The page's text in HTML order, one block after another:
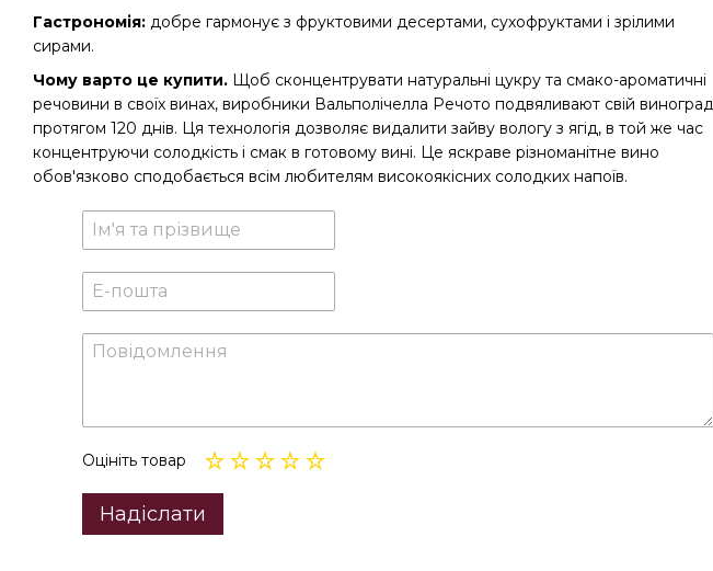
Гастрономія: добре гармонує з фруктовими десертами, сухофруктами і зрілими
сирами.
Чому варто це купити. Щоб сконцентрувати натуральні цукру та смако-ароматичні
речовини в своїх винах, виробники Вальполічелла Речото подвяливают свій виноград
протягом 120 днів. Ця технологія дозволяє видалити зайву вологу з ягід, в той же час
концентруючи солодкість і смак в готовому вині. Це яскраве різноманітне вино
обов'язково сподобається всім любителям високоякісних солодких напоїв.
Оцініть товар
Надіслати